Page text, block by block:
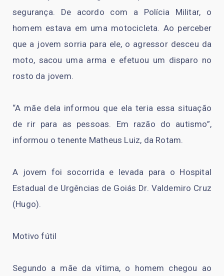
segurança. De acordo com a Polícia Militar, o
homem estava em uma motocicleta. Ao perceber
que a jovem sorria para ele, o agressor desceu da
moto, sacou uma arma e efetuou um disparo no
rosto da jovem.
“A mãe dela informou que ela teria essa situação
de rir para as pessoas. Em razão do autismo”,
informou o tenente Matheus Luiz, da Rotam.
A jovem foi socorrida e levada para o Hospital
Estadual de Urgências de Goiás Dr. Valdemiro Cruz
(Hugo).
Motivo fútil
Segundo a mãe da vítima, o homem chegou ao